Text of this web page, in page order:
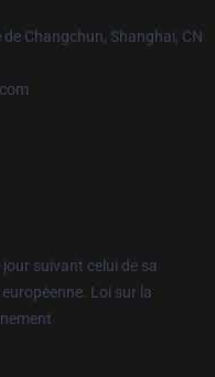
Changchun, Shanghai, CN
suivant celui de sa
Loi sur la